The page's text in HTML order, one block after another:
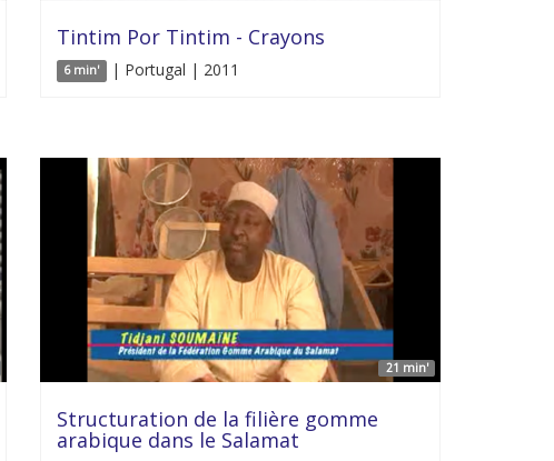
Tintim Por Tintim - Crayons
6 min' | Portugal | 2011
21 min'
Structuration de la filière gomme
arabique dans le Salamat